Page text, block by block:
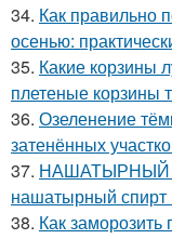
34. Как правильно
осенью:
35. Какие корзины
плетеные корзины
36. Озеленение
затенённых
37. НАШАТЫРНЫЙ
нашатырный спирт
38. Как